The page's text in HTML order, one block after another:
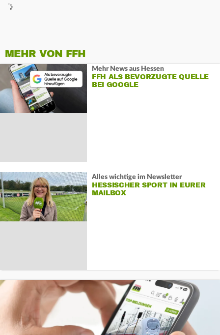
MEHR VON FFH
Mehr News aus Hessen
FFH ALS BEVORZUGTE QUELLE
BEI GOOGLE
Alles wichtige im Newsletter
HESSISCHER SPORT IN EURER
MAILBOX